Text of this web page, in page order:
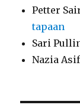
Petter
tapaan
Sari
Nazia Asif